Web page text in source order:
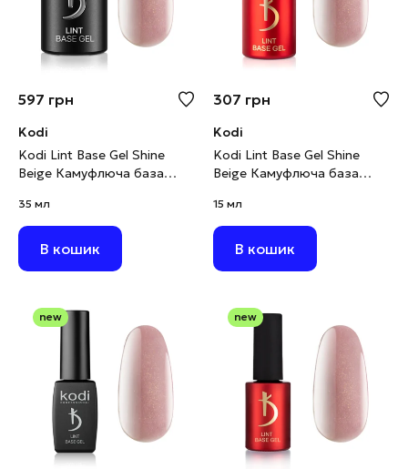
597 грн
Kodi
Kodi Lint Base Gel Shine
Beige Камуфлюча база
шимером, 35 мл
35 мл
В кошик
307 грн
Kodi
Kodi Lint Base Gel Shine
Beige Камуфлюча база
шимером, 15 мл
15 мл
В кошик
new new